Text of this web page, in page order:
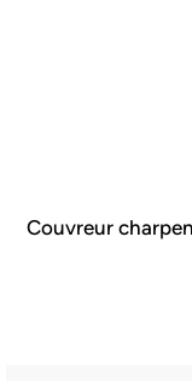
Couvreur